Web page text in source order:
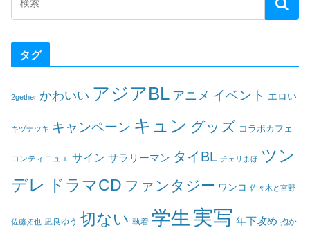
タグ
2gether かわいい アジアBL アニメ イベント エロい
キヅナツキ キャンペーン キュン グッズ コラボカフェ
コンティニュエ サイン サラリーマン タイBL チェリまほ ツン
デレ ドラマCD ファンタジー ワンコ 佐々木と宮野
佐藤拓也 凪良ゆう 切ない 執着 学生 実写 年下攻め 抱か